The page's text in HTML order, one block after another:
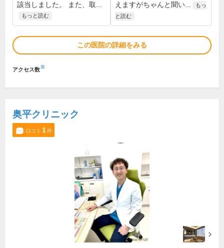
該当しました。 また、取...
もっと読む
えますがちゃんと聞い...
もっ
と読む
この医院の詳細をみる
アクセス数※
奥平クリニック
口コミ 1件